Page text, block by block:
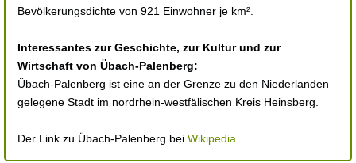
Bevölkerungsdichte von 921 Einwohner je km².
Interessantes zur Geschichte, zur Kultur und zur
Wirtschaft von Übach-Palenberg:
Übach-Palenberg ist eine an der Grenze zu den Niederlanden
gelegene Stadt im nordrhein-westfälischen Kreis Heinsberg.
Der Link zu Übach-Palenberg bei Wikipedia